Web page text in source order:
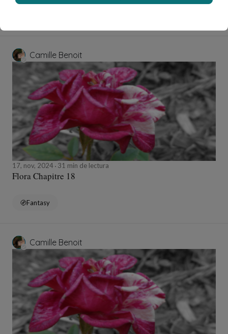
Camille Benoit
17, nov, 2024 31 min de lectura
Flora Chapitre 18
Fantasy
Camille Benoit